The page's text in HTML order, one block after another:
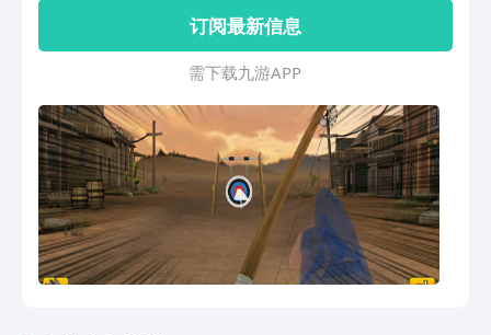
费数十万元。游戏完美还原真实射箭对战
情景，精美细腻的画面风格，流畅的操作
体验，紧张刺激的比赛节奏，让你引领手
机游戏极致手感和体育竞赛的狂潮！ 还
在等什么？天天话费奖励，周周大奖刺
激，更多众多土豪极品奖品等你拿！
订阅最新信息
需 下 载 九 游 A P P